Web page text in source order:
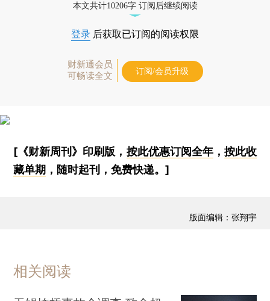
本文共计10206字 订阅后继续阅读
登录 后获取已订阅的阅读权限
财新通会员
可畅读全文
订阅/会员升级
[《财新周刊》印刷版， 按此优惠订阅全年， 按此收
藏单期 ，随时起刊，免费快递。]
版面编辑：张翔宇
相关阅读